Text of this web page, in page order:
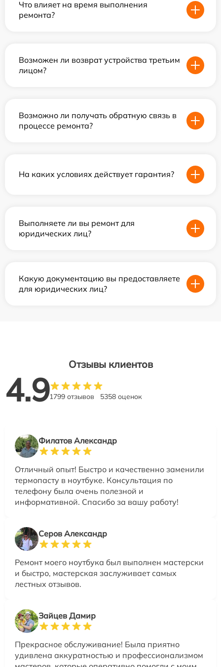
Что влияет на время выполнения
ремонта?
Возможен ли возврат устройства третьим
лицом?
Возможно ли получать обратную связь в
процессе ремонта?
На каких условиях действует гарантия?
Выполняете ли вы ремонт для
юридических лиц?
Какую документацию вы предоставляете
для юридических лиц?
Отзывы клиентов
4.91799 отзывов 5358 оценок
Филатов Александр
Отличный опыт! Быстро и качественно заменили
термопасту в ноутбуке. Консультация по
телефону была очень полезной и
информативной. Спасибо за вашу работу!
Серов Александр
Ремонт моего ноутбука был выполнен мастерски
и быстро, мастерская заслуживает самых
лестных отзывов.
Зайцев Дамир
Прекрасное обслуживание! Была приятно
удивлена аккуратностью и профессионализмом